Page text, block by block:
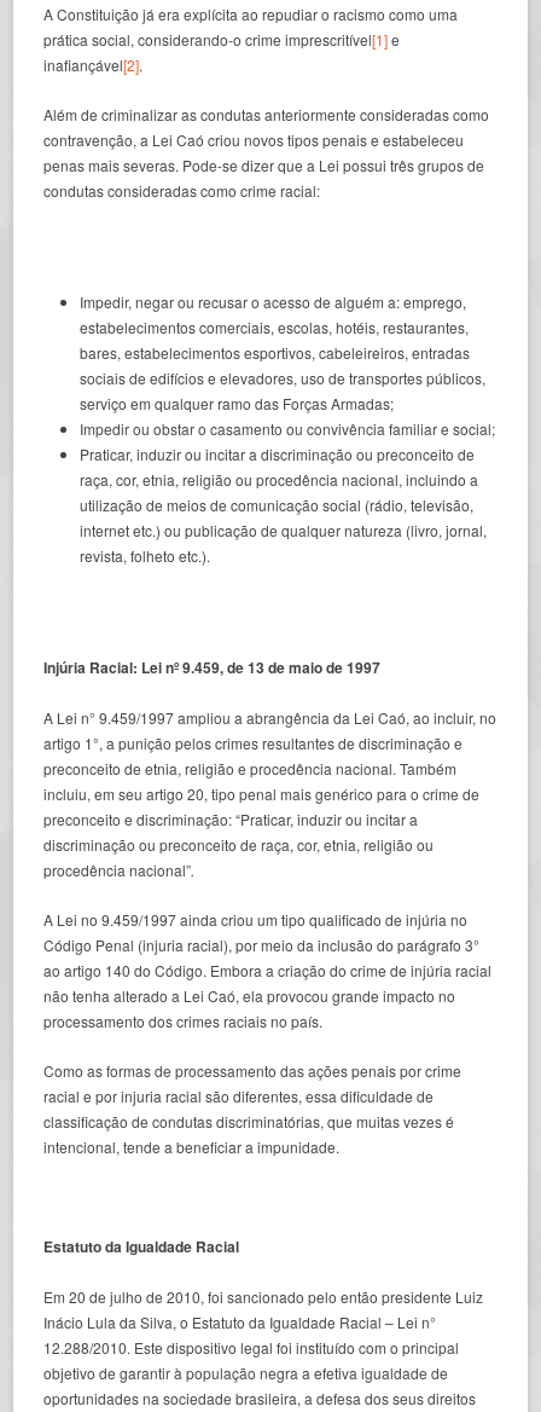
A Constituição já era explícita ao repudiar o racismo como uma
prática social, considerando-o crime imprescritível[1]e
inafiançável[2].
Além de criminalizar as condutas anteriormente consideradas como
contravenção, a Lei Caó criou novos tipos penais e estabeleceu
penas mais severas. Pode-se dizer que a Lei possui três grupos de
condutas consideradas como crime racial:
Impedir, negar ou recusar o acesso de alguém a: emprego,
estabelecimentos comerciais, escolas, hotéis, restaurantes,
bares, estabelecimentos esportivos, cabeleireiros, entradas
sociais de edifícios e elevadores, uso de transportes públicos,
serviço em qualquer ramo das Forças Armadas;
Impedir ou obstar o casamento ou convivência familiar e social;
Praticar, induzir ou incitar a discriminação ou preconceito de
raça, cor, etnia, religião ou procedência nacional, incluindo a
utilização de meios de comunicação social (rádio, televisão,
internet etc.) ou publicação de qualquer natureza (livro, jornal,
revista, folheto etc.).
Injúria Racial: Lei nº 9.459, de 13 de maio de 1997
A Lei n° 9.459/1997 ampliou a abrangência da Lei Caó, ao incluir, no
artigo 1°, a punição pelos crimes resultantes de discriminação e
preconceito de etnia, religião e procedência nacional. Também
incluiu, em seu artigo 20, tipo penal mais genérico para o crime de
preconceito e discriminação: “Praticar, induzir ou incitar a
discriminação ou preconceito de raça, cor, etnia, religião ou
procedência nacional”.
A Lei no 9.459/1997 ainda criou um tipo qualificado de injúria no
Código Penal (injuria racial), por meio da inclusão do parágrafo 3°
ao artigo 140 do Código. Embora a criação do crime de injúria racial
não tenha alterado a Lei Caó, ela provocou grande impacto no
processamento dos crimes raciais no país.
Como as formas de processamento das ações penais por crime
racial e por injuria racial são diferentes, essa dificuldade de
classificação de condutas discriminatórias, que muitas vezes é
intencional, tende a beneficiar a impunidade.
Estatuto da Igualdade Racial
Em 20 de julho de 2010, foi sancionado pelo então presidente Luiz
Inácio Lula da Silva, o Estatuto da Igualdade Racial – Lei n°
12.288/2010. Este dispositivo legal foi instituído com o principal
objetivo de garantir à população negra a efetiva igualdade de
oportunidades na sociedade brasileira, a defesa dos seus direitos